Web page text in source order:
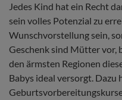
Jedes Kind hat ein Recht
sein volles Potenzial zu
Wunschvorstellung sein,
Geschenk sind Mütter vor,
den ärmsten Regionen
Babys ideal versorgt. Dazu